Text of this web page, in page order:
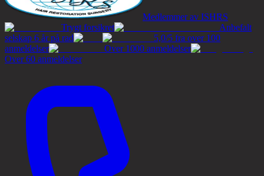
Medlemmer av ISHRS
Trygt forsikret
Anbefalt
selskap 6 år på rad
5,0/5 fra over 100
anmeldelser
Over 1000 anmeldelser
Over 60 anmeldelser